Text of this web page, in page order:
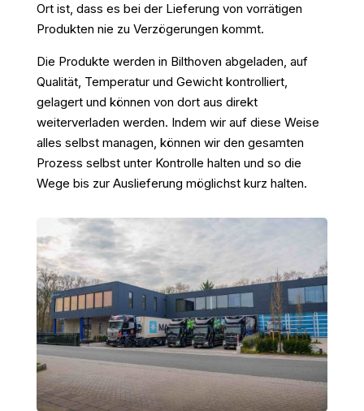
Ort ist, dass es bei der Lieferung von vorrätigen
Produkten nie zu Verzögerungen kommt.
Die Produkte werden in Bilthoven abgeladen, auf
Qualität, Temperatur und Gewicht kontrolliert,
gelagert und können von dort aus direkt
weiterverladen werden. Indem wir auf diese Weise
alles selbst managen, können wir den gesamten
Prozess selbst unter Kontrolle halten und so die
Wege bis zur Auslieferung möglichst kurz halten.